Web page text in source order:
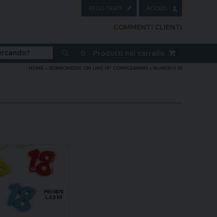
ACCEDI
REGISTRATI
COMMENTI CLIENTI
0 Prodotti nel carrello
HOME » BOMBONIERE ON LINE 18° COMPLEANNO » NUMERO 18